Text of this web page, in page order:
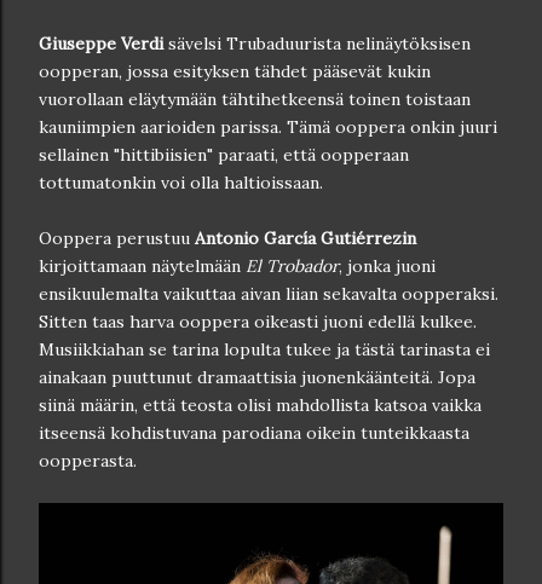
Giuseppe Verdisävelsi Trubaduurista nelinäytöksisen
oopperan, jossa esityksen tähdet pääsevät kukin
vuorollaan eläytymään tähtihetkeensä toinen toistaan
kauniimpien aarioiden parissa. Tämä ooppera onkin juuri
sellainen "hittibiisien" paraati, että oopperaan
tottumatonkin voi olla haltioissaan.
Ooppera perustuu Antonio García Gutiérrezin
kirjoittamaan näytelmään El Trobador, jonka juoni
ensikuulemalta vaikuttaa aivan liian sekavalta oopperaksi.
Sitten taas harva ooppera oikeasti juoni edellä kulkee.
Musiikkiahan se tarina lopulta tukee ja tästä tarinasta ei
ainakaan puuttunut dramaattisia juonenkäänteitä. Jopa
siinä määrin, että teosta olisi mahdollista katsoa vaikka
itseensä kohdistuvana parodiana oikein tunteikkaasta
oopperasta.